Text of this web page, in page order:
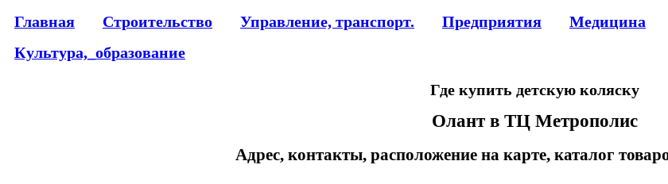
Главная Строительство Управление, транспорт. Предприятия Медицина
Культура,_образование
Где купить детскую коляску
Олант в ТЦ Метрополис
Адрес, контакты, расположение на карте, каталог